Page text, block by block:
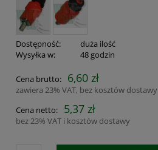
Dostępność:
duża ilość
Wysyłka w:
48 godzin
Cena brutto: 6,60 zł
zawiera 23% VAT, bez kosztów dostawy
Cena netto:
5,37 zł
bez 23% VAT i kosztów dostawy